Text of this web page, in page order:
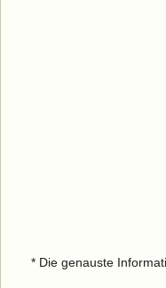
* Die genauste